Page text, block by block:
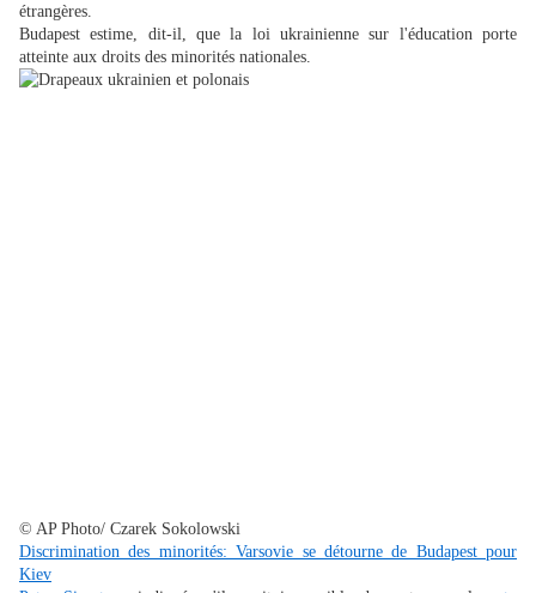
étrangères.
Budapest estime, dit-il, que la loi ukrainienne sur l'éducation porte
atteinte aux droits des minorités nationales.
© AP Photo/ Czarek Sokolowski
Discrimination des minorités: Varsovie se détourne de Budapest pour
Kiev